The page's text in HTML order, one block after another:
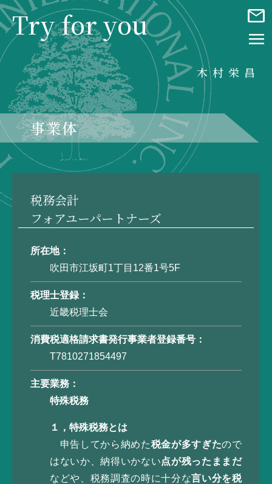
Try for you
木村栄昌
mail
事業体
税務会計
フォアユーパートナーズ
所在地
吹田市江坂町1丁目12番1号5F
税理士登録
近畿税理士会
消費税適格請求書発行事業者登録番号
T7810271854497
主要業務
特殊税務
１，特殊税務とは
申告してから納めた税金が多すぎたので
はないか、納得いかない点が残ったままだ
などや、税務調査の時に十分な言い分を税
menu